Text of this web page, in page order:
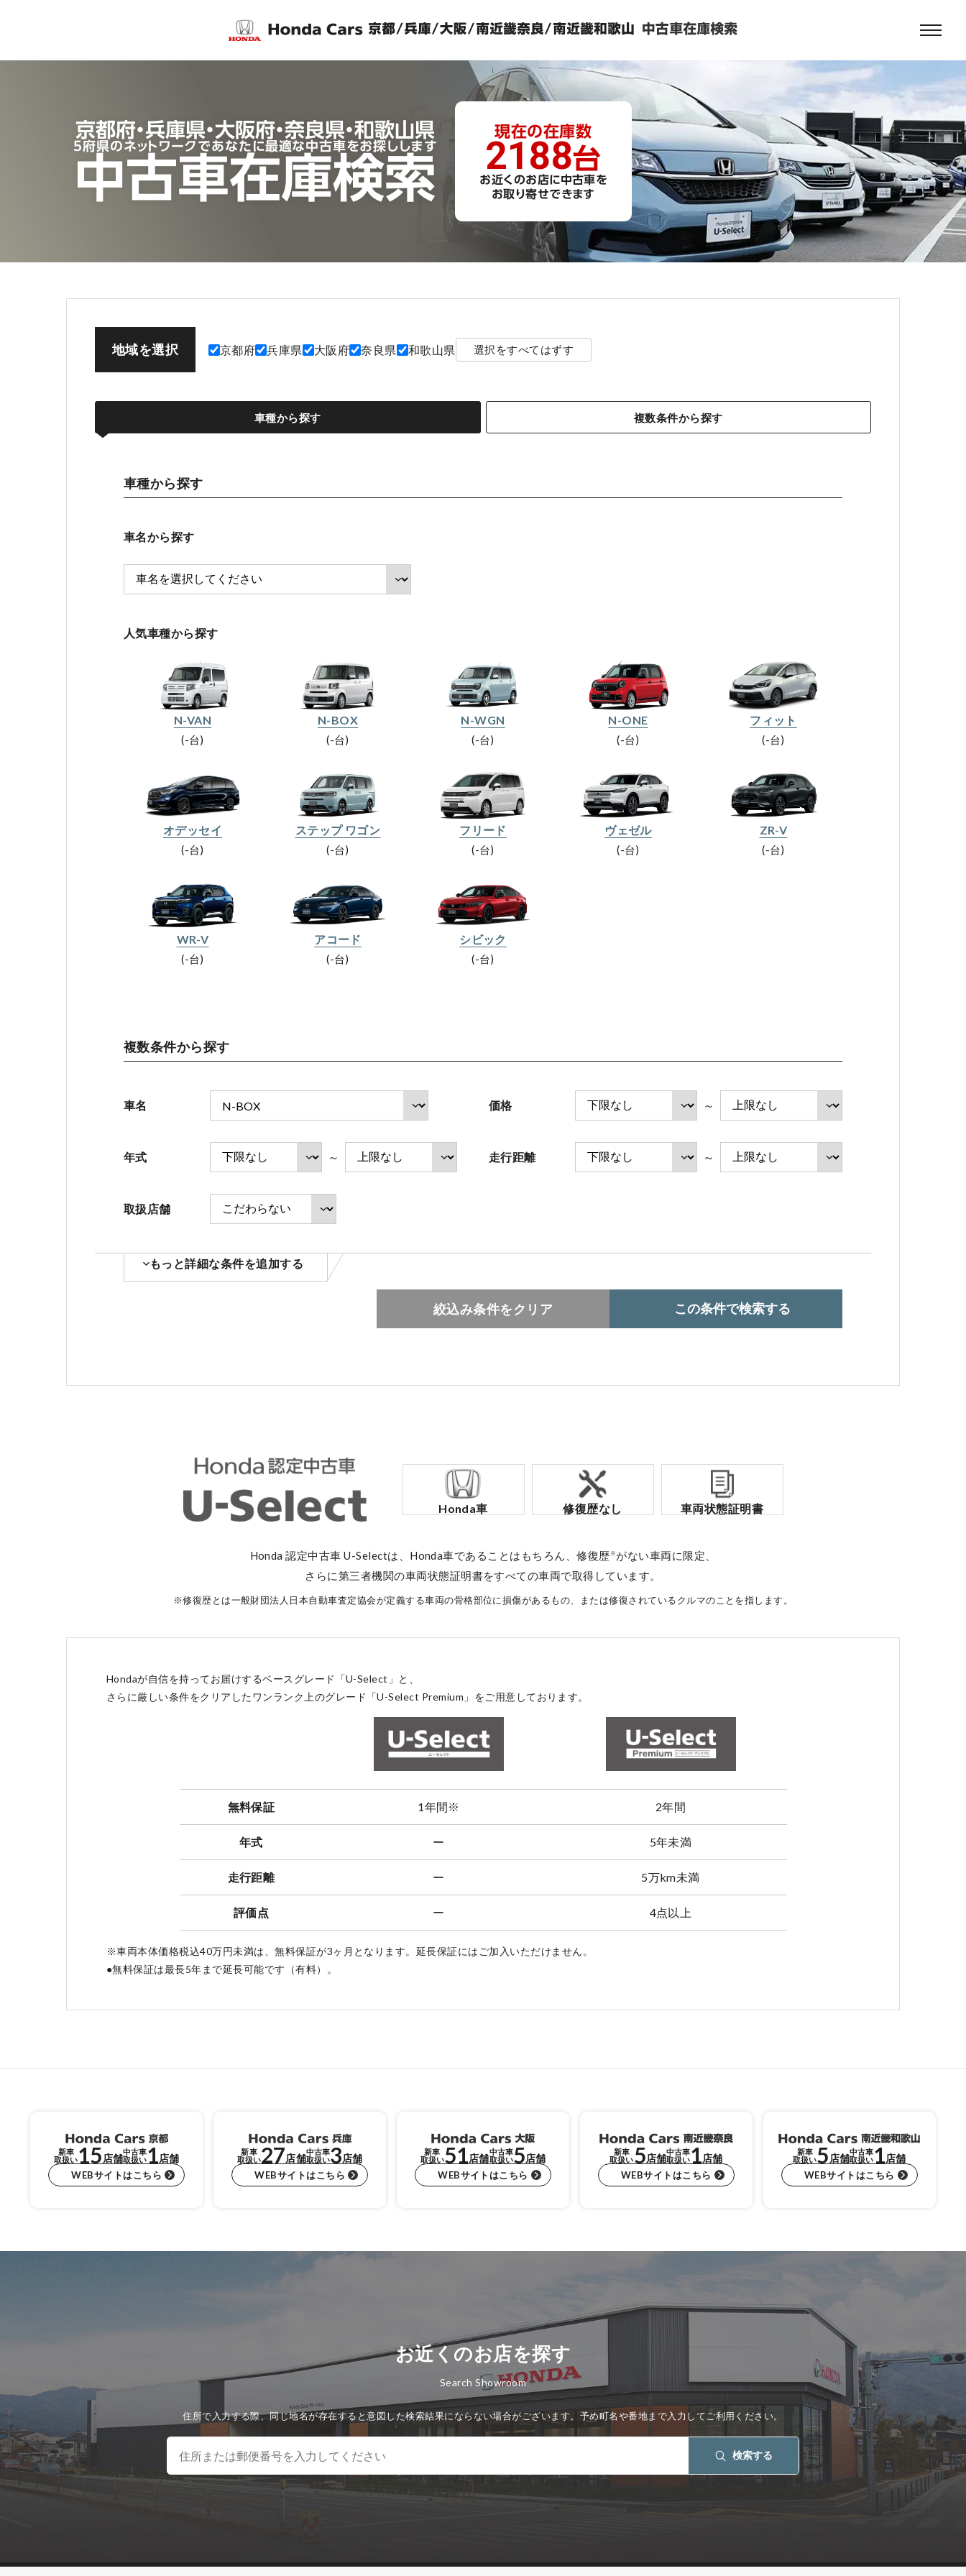
点検・整備のご予約 点検・整備のご予約 点検・整備のご予約
コーポレートサイト
各店舗へのお問い合わせ
コーポレートサイト
各店舗へのお問い合わせ
京都府・兵庫県・大阪府・奈良県・和歌山県
5府県のネットワークであなたに最適な中古車をお探しします
中古車在庫検索
現在の在庫数
2188台
お近くのお店に中古車を
お取り寄せできます
地域を選択 京都府 兵庫県 大阪府 奈良県 和歌山県 選択をすべてはずす
車種から探す 複数条件から探す
車種から探す
車名から探す
人気車種から探す
N-VAN
-台
N-BOX
-台
N-WGN
-台
N-ONE
-台
フィット
-台
オデッセイ
-台
ステップ ワゴン
-台
フリード
-台
ヴェゼル
-台
ZR-V
-台
WR-V
-台
アコード
-台
シビック
-台
複数条件から探す
車名 価格 ～
年式 ～ 走行距離 ～
取扱店舗
もっと詳細な条件を追加する
絞込み条件をクリア この条件で検索する
Honda車 修復歴なし 車両状態証明書
Honda 認定中古車 U-Selectは、Honda車であることはもちろん、修復歴 ※ がない車両に限定、
さらに第三者機関の車両状態証明書をすべての車両で取得しています。
※修復歴とは一般財団法人日本自動車査定協会が定義する車両の骨格部位に損傷があるもの、または修復されているクルマのことを指します。
Hondaが自信を持ってお届けするベースグレード「U-Select」と、
さらに厳しい条件をクリアしたワンランク上のグレード「U-Select Premium」をご用意しております。
無料保証 1年間※ 2年間
年式 ー 5年未満
走行距離 ー 5万km未満
評価点 ー 4点以上
※車両本体価格税込40万円未満は、無料保証が3ヶ月となります。延長保証にはご加入いただけません。
●無料保証は最長5年まで延長可能です（有料）。
新車
取扱い15 店舗
中古車
取扱い1店舗
WEBサイトはこちら
新車
取扱い27店舗
中古車
取扱い3店舗
WEBサイトはこちら
新車
取扱い51店舗
中古車
取扱い5店舗
WEBサイトはこちら
新車
取扱い5店舗
中古車
取扱い1店舗
WEBサイトはこちら
新車
取扱い5 店舗
中古車
取扱い1店舗
WEBサイトはこちら
お近くのお店を探す
Search Showroom
住所で入力する際、同じ地名が存在すると意図した検索結果にならない場合がございます。予め町名や番地まで入力してご利用ください。
検索する